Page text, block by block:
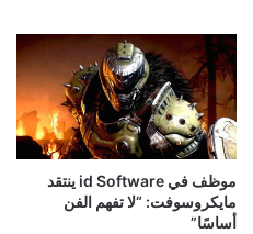
موظف في id Software ينتقد
مايكروسوفت: “لا تفهم الفن
أساسًا”